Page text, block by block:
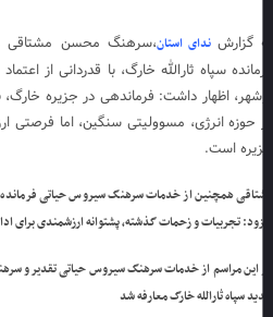
گزارشندای استان،سرهنگ محسن مشتاقی
سپاه ثارالله خارگ، با قدردانی از
اظهار داشت: فرماندهی در جزیره خارگ،
حوزه انرژی، مسوولیتی سنگین، اما فرصتی
است.
همچنین از خدمات سرهنگ سیروس حیاتی فرمانده
تجربیات و زحمات گذشته، پشتوانه ارزشمندی برای
این مراسم از خدمات سرهنگ سیروس حیاتی تقدیر و
سپاه ثارالله خارگ معارفه شد